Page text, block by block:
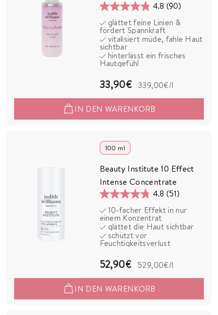
4.8 (90)
4.8
von
5
Sternen.
90
glättet feine Linien &
fördert Spannkraft
vitalisiert müde, fahle Haut
sichtbar
hinterlässt ein frisches
Hautgefühl
33,90€3
3
,
339,00€/l
IN DEN WARENKORB
100 ml
Beauty Institute 10 Effect
Intense Concentrate
4.8 (51)
4.8
von
5
Sternen.
51
Bewertungen
10-facher Effekt in nur
einem Konzentrat
glättet die Haut sichtbar
schützt vor
Feuchtigkeitsverlust
52,90€5
2
,
529,00€/l
IN DEN WARENKORB